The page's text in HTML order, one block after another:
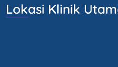
Lokasi Klinik